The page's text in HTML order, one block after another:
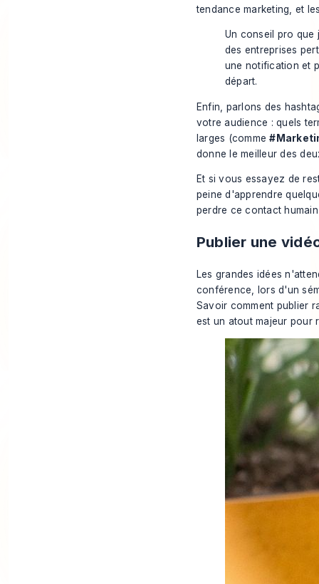
tendance marketing, et
Un conseil pro que
des entreprises
une notification et
départ.
Enfin, parlons des
votre audience : quels
larges (comme
donne le meilleur des
Et si vous essayez de
peine d'apprendre
perdre ce contact
Publier une
Les grandes idées
conférence, lors d'un
Savoir comment publier
est un atout majeur pour